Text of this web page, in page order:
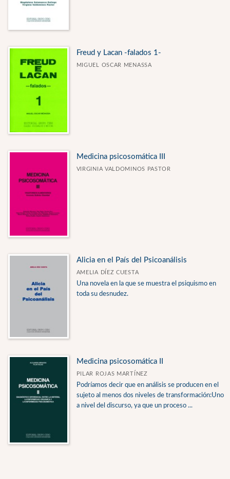
Freud y Lacan -falados 1-
MIGUEL OSCAR MENASSA
Medicina psicosomática III
VIRGINIA VALDOMINOS PASTOR
Alicia en el País del Psicoanálisis
AMELIA DÍEZ CUESTA
Una novela en la que se muestra el psiquismo en
toda su desnudez.
Medicina psicosomática II
PILAR ROJAS MARTÍNEZ
Podríamos decir que en análisis se producen en el
sujeto al menos dos niveles de transformación:Uno
a nivel del discurso, ya que un proceso ...